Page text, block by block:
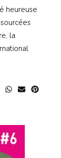
heureuse
la